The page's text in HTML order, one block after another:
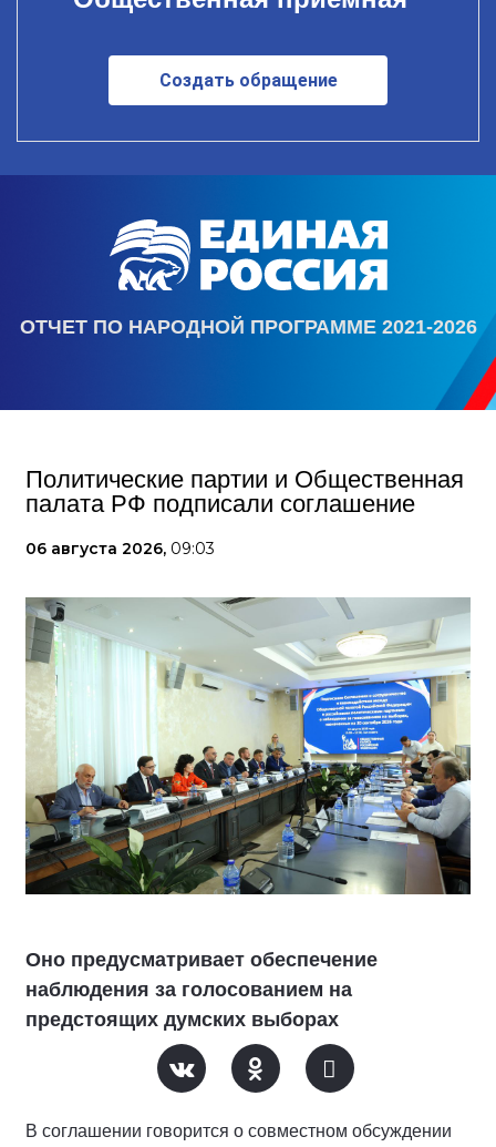
Создать обращение
ОТЧЕТ ПО НАРОДНОЙ ПРОГРАММЕ 2021-2026
Политические партии и Общественная
палата РФ подписали соглашение
06 августа 2026, 09:03
Оно предусматривает обеспечение
наблюдения за голосованием на
предстоящих думских выборах
В соглашении говорится о совместном обсуждении